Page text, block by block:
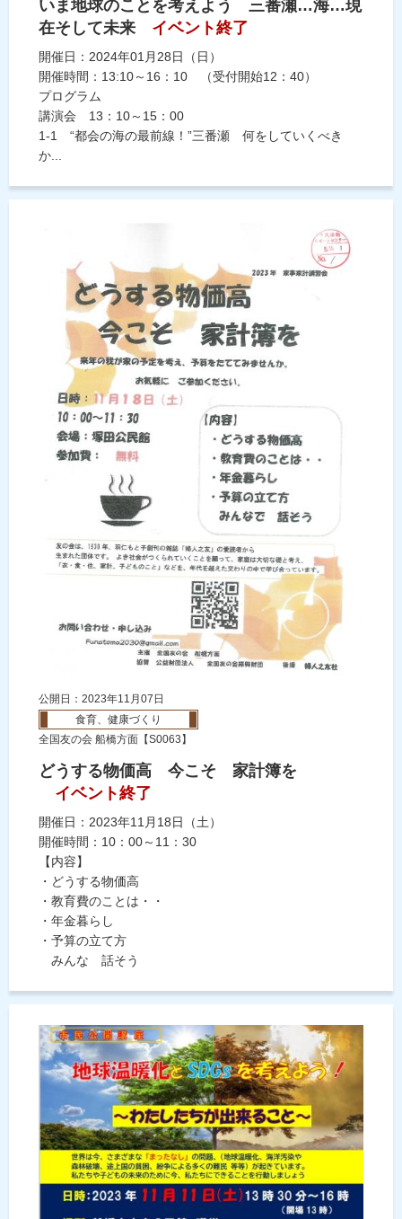
いま地球のことを考えよう 三番瀬…海…現
在そして未来
イベント終了
開催日：2024年01月28日（日）
開催時間：13:10～16：10 （受付開始12：40）
プログラム
講演会 13：10～15：00
1-1 “都会の海の最前線！”三番瀬 何をしていくべき
か...
公開日：2023年11月07日
食育、健康づくり
全国友の会 船橋方面【S0063】
どうする物価高 今こそ 家計簿を
イベント終了
開催日：2023年11月18日（土）
開催時間：10：00～11：30
【内容】
・どうする物価高
・教育費のことは・・
・年金暮らし
・予算の立て方
みんな 話そう